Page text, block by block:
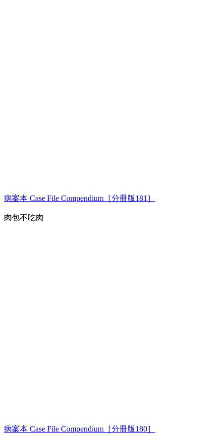
病案本 Case File Compendium［分冊版181］
肉包不吃肉
病案本 Case File Compendium［分冊版180］